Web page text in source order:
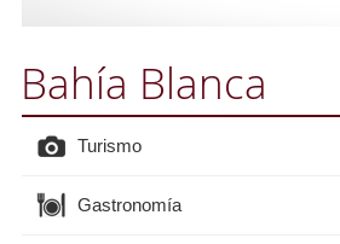
Bahía Blanca
Turismo
Gastronomía